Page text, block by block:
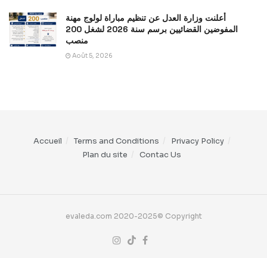
أعلنت وزارة العدل عن تنظيم مباراة لولوج مهنة
المفوضين القضائيين برسم سنة 2026 لشغل 200
منصب
Août 5, 2026
Accueil Terms and Conditions
Privacy Policy
Plan du site
Contac Us
evaleda.com 2020-2025© Copyright